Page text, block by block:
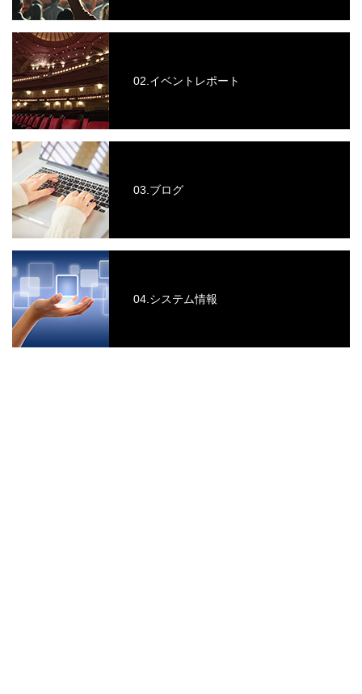
02.イベントレポート
03.ブログ
04.システム情報